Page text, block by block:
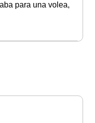
para una volea,